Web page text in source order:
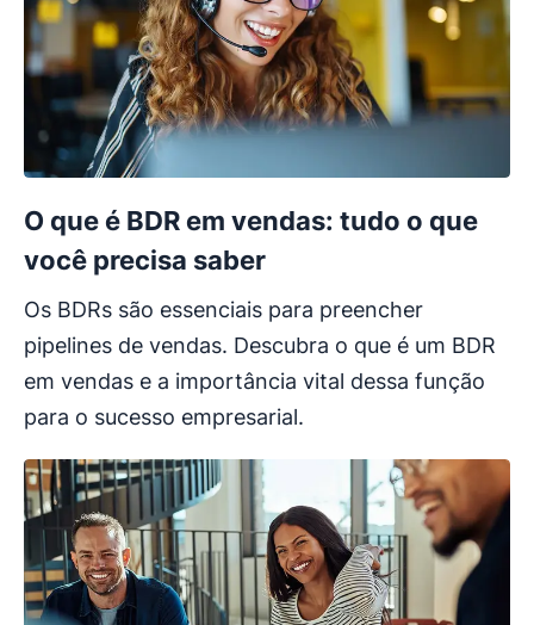
O que é BDR em vendas: tudo o que
você precisa saber
Os BDRs são essenciais para preencher
pipelines de vendas. Descubra o que é um BDR
em vendas e a importância vital dessa função
para o sucesso empresarial.